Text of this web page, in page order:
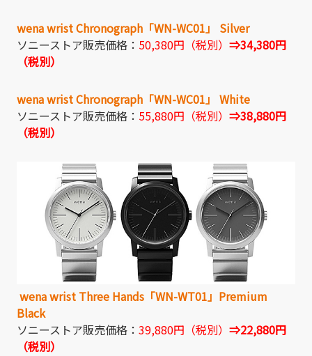
wena wrist Chronograph「WN-WC01」 Silver
ソニーストア販売価格： 50,380円（税別） ⇒34,380円
（税別）
wena wrist Chronograph「WN-WC01」 White
ソニーストア販売価格： 55,880円（税別） ⇒38,880円
（税別）
wena wrist Three Hands「WN-WT01」Premium
Black
ソニーストア販売価格： 39,880円（税別） ⇒22,880円
（税別）